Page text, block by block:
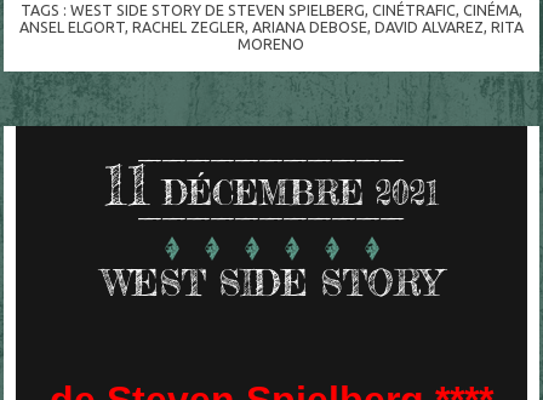
TAGS : WEST SIDE STORY DE STEVEN SPIELBERG, CINÉTRAFIC, CINÉMA,
ANSEL ELGORT, RACHEL ZEGLER, ARIANA DEBOSE, DAVID ALVAREZ, RITA
MORENO
11 DÉCEMBRE 2021
WEST SIDE STORY